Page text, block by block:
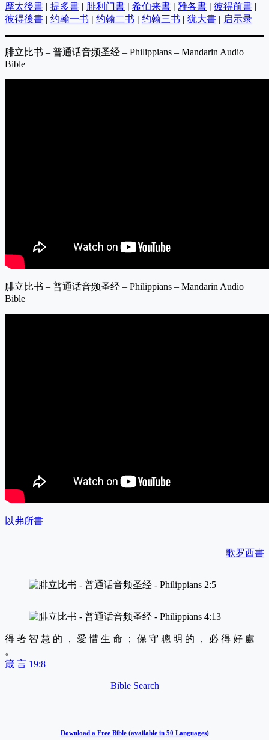
摩太後書 | 提多書 | 腓利门書 | 希伯来書 | 雅各書 | 彼得前書 |
彼得後書 | 约翰一书 | 约翰二书 | 约翰三书 | 犹大書 | 启示录
腓立比书 – 普通话音频圣经 – Philippians – Mandarin Audio
Bible
腓立比书 – 普通话音频圣经 – Philippians – Mandarin Audio
Bible
以弗所書
歌罗西書
得 著 智 慧 的 ， 愛 惜 生 命 ； 保 守 聰 明 的 ， 必 得 好 處
。
箴 言 19:8
Bible Search
Download a Free Bible (available in 50 Languages)